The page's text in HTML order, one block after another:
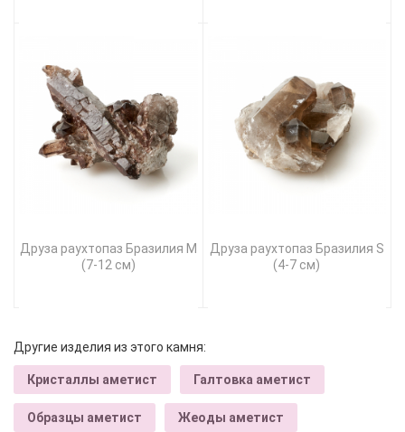
Друза раухтопаз Бразилия M
(7-12 см)
Друза раухтопаз Бразилия S
(4-7 см)
Другие изделия из этого камня:
Кристаллы аметист Галтовка аметист
Образцы аметист Жеоды аметист